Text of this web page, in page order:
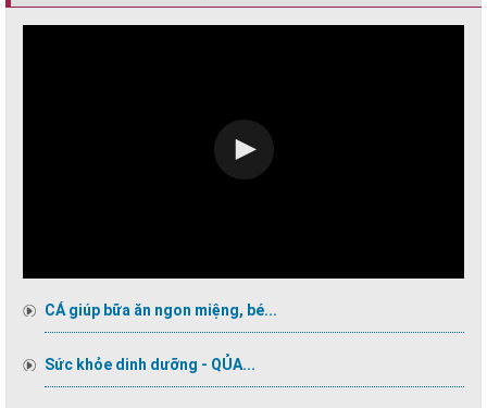
CÁ giúp bữa ăn ngon miệng, bé...
Sức khỏe dinh dưỡng - QỦA...